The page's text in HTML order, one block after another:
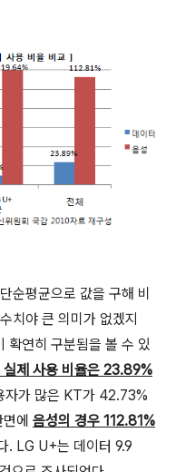
순평균으로 값을 구해 비
치야 큰 의미가 없겠지
확연히 구분됨을 볼 수 있
실제 사용 비율은 23.89%
자가 많은 KT가 42.73%
에 음성의 경우 112.81%
. LG U+는 데이터 9.9